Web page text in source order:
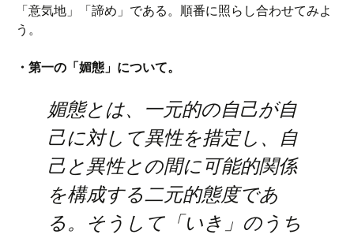
「意気地」「諦め」である。順番に照らし合わせてみよ
う。
・第一の「媚態」について。
媚態とは、一元的の自己が自
己に対して異性を措定し、自
己と異性との間に可能的関係
を構成する二元的態度であ
る。そうして「いき」のうち